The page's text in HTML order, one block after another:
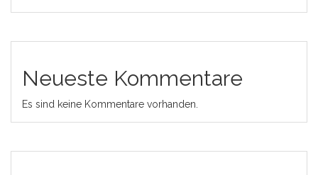
Neueste Kommentare
Es sind keine Kommentare vorhanden.